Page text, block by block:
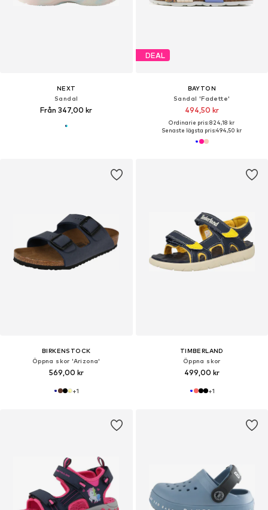
NEXT
Sandal
Från 347,00 kr
DEAL
BAYTON
Sandal 'Fadette'
494,50 kr
Ordinarie pris: 824,18 kr
Senaste lägsta pris:494,50 kr
BIRKENSTOCK
Öppna skor 'Arizona'
569,00 kr
+1
TIMBERLAND
Öppna skor
499,00 kr
+1